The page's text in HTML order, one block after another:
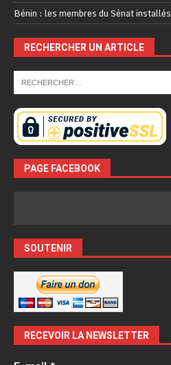
Bénin : les membres du Sénat installés
RECHERCHER UN ARTICLE
PAGE FACEBOOK
SOUTENIR
RECEVOIR LA NEWSLETTER